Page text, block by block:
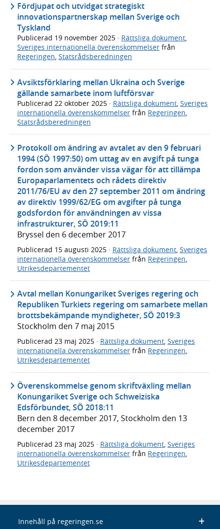
Fördjupat och utvidgat strategiskt
innovationspartnerskap mellan Sverige och
Tyskland
Publicerad 19 november 2025 · Rättsliga dokument,
Sveriges internationella överenskommelser från
Regeringen, Statsrådsberedningen
Avsiktsförklaring mellan Ukraina och Sverige
gällande samarbete inom luftförsvar
Publicerad 22 oktober 2025 · Rättsliga dokument, Sveriges
internationella överenskommelser från Regeringen,
Statsrådsberedningen
Protokoll om ändring av avtalet av den 9 februari
1994 (SÖ 1997:50) om uttag av en avgift på tunga
fordon som använder vissa vägar för att tillämpa
Europaparlamentets och rådets direktiv
2011/76/EU av den 27 september 2011 om ändring
av direktiv 1999/62/EG om avgifter på tunga
godsfordon för användningen av vissa
infrastrukturer, SÖ 2019:11
Bryssel den 6 december 2017
Publicerad 15 augusti 2025 · Rättsliga dokument Sveriges
internationella överenskommelser från Regeringen
Utrikesdepartementet
Avtal mellan Konungariket Sveriges regering och
Republiken Turkiets regering om samarbete mellan
brottsbekämpande myndigheter, SÖ 2019:3
Stockholm den 7 maj 2015
Publicerad 23 maj 2025 · Rättsliga dokument, Sveriges
internationella överenskommelser från Regeringen,
Utrikesdepartementet
Överenskommelse genom skriftväxling mellan
Konungariket Sverige och Schweiziska
Edsförbundet, SÖ 2018:11
Bern den 8 december 2017, Stockholm den 13
december 2017
Publicerad 23 maj 2025 · Rättsliga dokument, Sveriges
internationella överenskommelser från Regeringen,
Utrikesdepartementet
Innehåll på regeringen.se